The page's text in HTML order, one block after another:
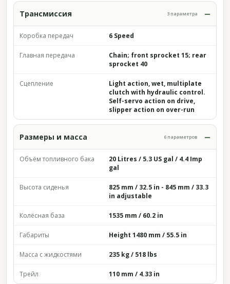
Трансмиссия 3 параметра
Коробка передач 6 Speed
Главная передача
Chain; front sprocket 15; rear
sprocket 40
Сцепление
Light action, wet, multiplate
clutch with hydraulic control.
Self-servo action on drive,
slipper action on over-run
Размеры и масса 6 параметров
Объём топливного бака
20 Litres / 5.3 US gal / 4.4 Imp
gal
Высота сиденья
825 mm / 32.5 in - 845 mm / 33.3
in adjustable
Колёсная база 1535 mm / 60.2 in
Габариты Height 1480 mm / 55.5 in
Масса с жидкостями 235 kg / 518 lbs
Трейл 110 mm / 4.33 in